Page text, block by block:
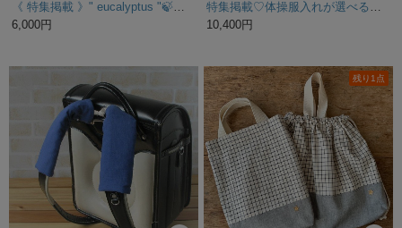
6,000円
10,400円
残り1点